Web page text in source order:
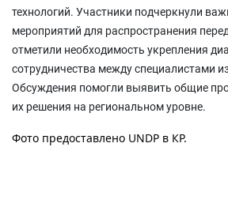
технологий. Участники подчеркнули
мероприятий для распространения
отметили необходимость укрепления
сотрудничества между специалистами
Обсуждения помогли выявить общие
их решения на региональном уровне.
Фото предоставлено UNDP в КР.